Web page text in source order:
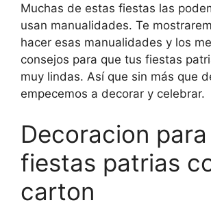
Muchas de estas fiestas las
usan manualidades. Te
hacer esas manualidades y los
consejos para que tus fiestas
muy lindas. Así que sin más que
empecemos a decorar y celebrar.
Decoracion para
fiestas patrias
carton